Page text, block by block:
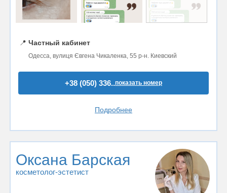
📍 Частный кабинет
Одесса, вулиця Євгена Чикаленка, 55 р-н. Киевский
+38 (050) 336..показать номер
Подробнее
Оксана Барская
косметолог-эстетист